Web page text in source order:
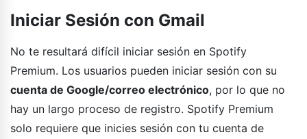
Iniciar Sesión con Gmail
No te resultará difícil iniciar sesión en Spotify
Premium. Los usuarios pueden iniciar sesión con su
cuenta de Google/correo electrónico, por lo que no
hay un largo proceso de registro. Spotify Premium
solo requiere que inicies sesión con tu cuenta de